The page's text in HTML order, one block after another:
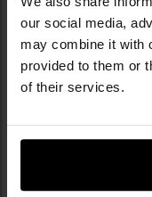
our social media,
may combine it with
provided to them or
of their services.
konstrukcja 3D
wykonane z